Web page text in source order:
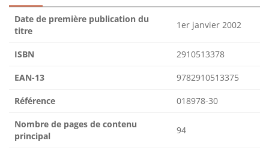
Date de première publication du
titre
1er janvier 2002
ISBN 2910513378
EAN-13 9782910513375
Référence 018978-30
Nombre de pages de contenu
principal
94